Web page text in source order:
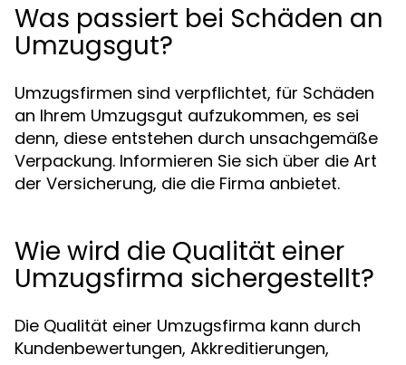
Was passiert bei Schäden an
Umzugsgut?
Umzugsfirmen sind verpflichtet, für Schäden
an Ihrem Umzugsgut aufzukommen, es sei
denn, diese entstehen durch unsachgemäße
Verpackung. Informieren Sie sich über die Art
der Versicherung, die die Firma anbietet.
Wie wird die Qualität einer
Umzugsfirma sichergestellt?
Die Qualität einer Umzugsfirma kann durch
Kundenbewertungen, Akkreditierungen,